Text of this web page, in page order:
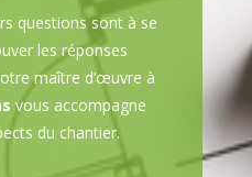
questions sont à se
les réponses
maître d’œuvre à
vous accompagne
du chantier.